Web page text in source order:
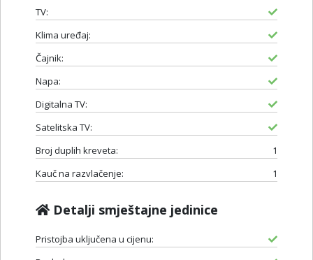
TV:
Klima uređaj:
Čajnik:
Napa:
Digitalna TV:
Satelitska TV:
Broj duplih kreveta:
1
Kauč na razvlačenje:
1
Detalji smještajne jedinice
Pristojba uključena u cijenu: